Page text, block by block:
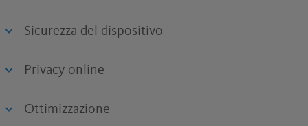
Sicurezza del dispositivo
Privacy online
Ottimizzazione